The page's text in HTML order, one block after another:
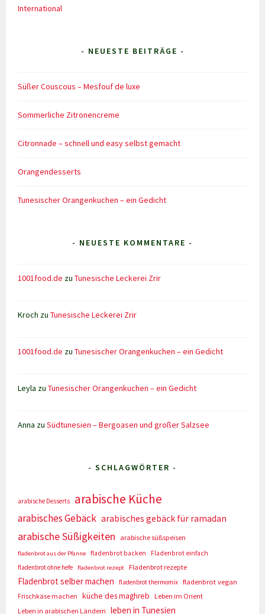
International
- NEUESTE BEITRÄGE -
Süßer Couscous – Mesfouf de luxe
Sommerliche Zitronencreme
Citronnade – schnell und easy selbst gemacht
Orangendesserts
Tunesischer Orangenkuchen – ein Gedicht
- NEUESTE KOMMENTARE -
1001food.de zuTunesische Leckerei Zrir
Kroch zuTunesische Leckerei Zrir
1001food.de zuTunesischer Orangenkuchen – ein Gedicht
Leyla zuTunesischer Orangenkuchen – ein Gedicht
Anna zuSüdtunesien – Bergoasen und großer Salzsee
- SCHLAGWÖRTER -
arabische Desserts arabische Küche
arabisches Gebäck arabisches gebäck für ramadan
arabische Süßigkeiten arabische süßspeisen
fladenbrot aus der Pfanne fladenbrot backen
Fladenbrot einfach
fladenbrot ohne hefe
fladenbrot rezept Fladenbrot rezepte
Fladenbrot selber machen fladenbrot thermomix fladenbrot vegan
Frischkäse machen
küche des maghreb
Leben im Orient
Leben in arabischen Ländern
leben in Tunesien